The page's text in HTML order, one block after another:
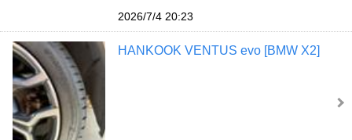
2026/7/4 20:23
HANKOOK VENTUS evo [BMW X2]